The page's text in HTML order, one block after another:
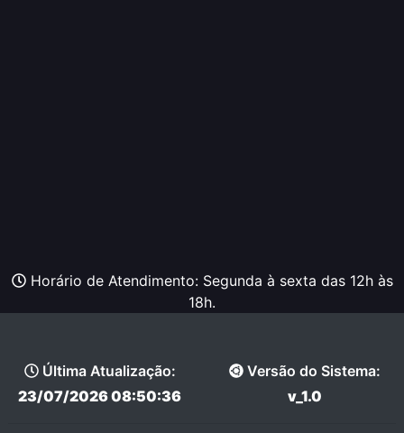
Horário de Atendimento: Segunda à sexta das 12h às
18h.
Última Atualização:
23/07/2026 08:50:36
Versão do Sistema:
v_1.0